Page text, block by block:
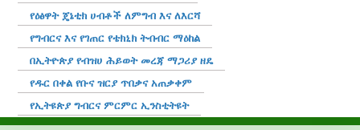
የዕፅዋት ጄኔቲክ ሀብቶች ለምግብ እና ለእርሻ
የግብርና እና የገጠር የቴክኒክ ትብብር ማዕከል
በኢትዮጵያ የብዝሀ ሕይወት መረጃ ማጋሪያ ዘዴ
የዱር በቀል የቡና ዝርያ ጥበቃና አጠቃቀም
የኢትዩጵያ ግብርና ምርምር ኢንስቲትዩት